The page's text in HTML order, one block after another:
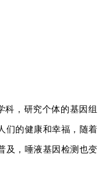
科，研究个体的基因组
们的健康和幸福，随着
及，唾液基因检测也变